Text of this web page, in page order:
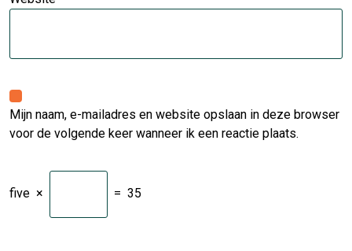
Mijn naam, e-mailadres en website opslaan in deze browser
voor de volgende keer wanneer ik een reactie plaats.
five × = 35